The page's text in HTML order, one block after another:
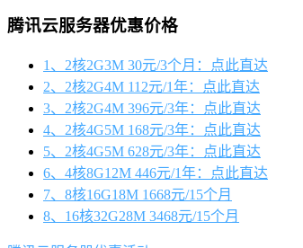
腾讯云服务器优惠价格
1、2核2G3M 30元/3个月：点此直达
2、2核2G4M 112元/1年：点此直达
3、2核2G4M 396元/3年：点此直达
4、2核4G5M 168元/3年：点此直达
5、2核4G5M 628元/3年：点此直达
6、4核8G12M 446元/1年：点此直达
7、8核16G18M 1668元/15个月
8、16核32G28M 3468元/15个月